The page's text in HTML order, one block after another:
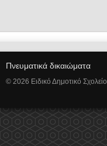
Πνευματικά δικαιώματα
© 2026 Ειδικό Δημοτικό